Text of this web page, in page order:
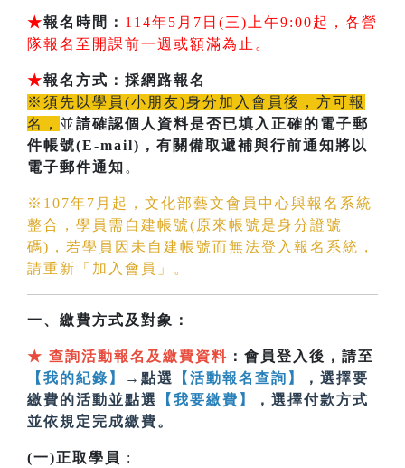
★報名時間： 114年5月7日(三)上午9:00起，各營
隊報名至開課前一週或額滿為止。
★報名方式：採網路報名
※須先以學員(小朋友)身分加入會員後，方可報
名， 並請確認個人資料是否已填入正確的電子郵
件帳號(E-mail) ，有關備取遞補與行前通知將以
電子郵件通知 。
※107年7月起，文化部藝文會員中心與報名系統
整合，學員需自建帳號(原來帳號是身分證號
碼)，若學員因未自建帳號而無法登入報名系統，
請重新「加入會員」。
一、繳費方式及對象：
★ 查詢活動報名及繳費資料 ：會員登入後，請至
【我的紀錄】
→點選 【活動報名查詢】
，選擇要
繳費的活動並點選
【我要繳費】
，選擇付款方式
並依規定完成繳費。
(一)正取學員 :